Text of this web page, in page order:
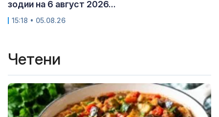
зодии на 6 август 2026...
15:18 • 05.08.26
Четени